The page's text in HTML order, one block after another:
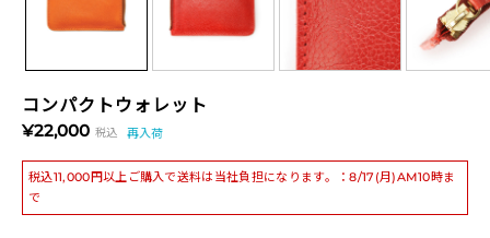
コンパクトウォレット
¥22,000 税込 再入荷
税込11,000円以上ご購入で送料は当社負担になります。：8/17(月)AM10時ま
で